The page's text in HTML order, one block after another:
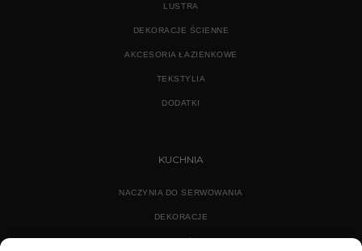
LUSTRA
DEKORACJE ŚCIENNE
AKCESORIA ŁAZIENKOWE
TEKSTYLIA
DODATKI
KUCHNIA
NACZYNIA DO SERWOWANIA
DEKORACJE